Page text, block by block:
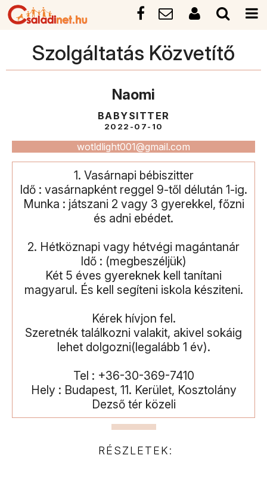
Szolgáltatás Közvetítő
Naomi
BABYSITTER
2022-07-10
wotldlight001@gmail.com
1. Vasárnapi bébiszitter
Idő : vasárnapként reggel 9-től délután 1-ig.
Munka : játszani 2 vagy 3 gyerekkel, főzni
és adni ebédet.
2. Hétköznapi vagy hétvégi magántanár
Idő : (megbeszéljük)
Két 5 éves gyereknek kell tanítani
magyarul. És kell segíteni iskola késziteni.
Kérek hívjon fel.
Szeretnék találkozni valakit, akivel sokáig
lehet dolgozni(legalább 1 év).
Tel : +36-30-369-7410
Hely : Budapest, 11. Kerület, Kosztolány
Dezső tér közeli
RÉSZLETEK: